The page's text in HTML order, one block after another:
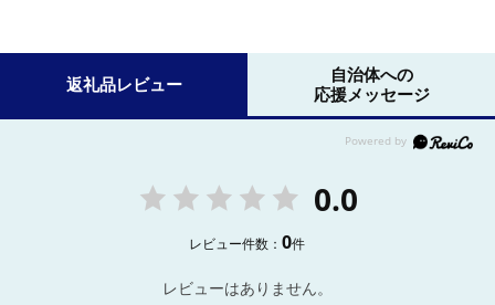
返礼品レビュー
自治体への
応援メッセージ
0.0
レビュー件数：0件
レビューはありません。